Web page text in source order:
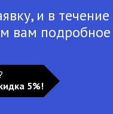
и в
вам
5%!